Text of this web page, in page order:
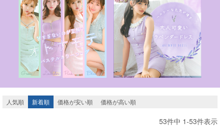
人気順 新着順 価格が安い順 価格が高い順
53件中 1-53件表示